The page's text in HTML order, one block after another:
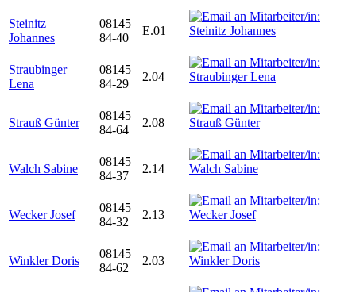
Steinitz
Johannes
08145
84-40
E.01
Straubinger
Lena
08145
84-29
2.04
Strauß Günter
08145
84-64
2.08
Walch Sabine
08145
84-37
2.14
Wecker Josef
08145
84-32
2.13
Winkler Doris
08145
84-62
2.03